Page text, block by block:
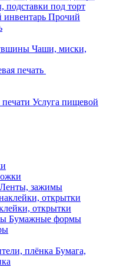
подставки под торт
Прочий
Чаши, миски,
печать
Услуга пищевой
Ленты, зажимы
открытки
Бумажные формы
Бумага,